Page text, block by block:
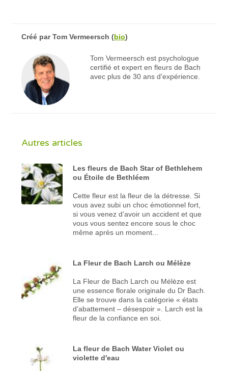
Créé parTom Vermeersch (bio)
Tom Vermeersch est psychologue
certifié et expert en fleurs de Bach
avec plus de 30 ans d'expérience.
Autres articles
Les fleurs de Bach Star of Bethlehem
ou Étoile de Bethléem
Cette fleur est la fleur de la détresse. Si
vous avez subi un choc émotionnel fort,
si vous venez d’avoir un accident et que
vous vous sentez encore sous le choc
même après un moment...
La Fleur de Bach Larch ou Mélèze
La Fleur de Bach Larch ou Mélèze est
une essence florale originale du Dr Bach.
Elle se trouve dans la catégorie « états
d’abattement – désespoir ». Larch est la
fleur de la confiance en soi.
La fleur de Bach Water Violet ou
violette d'eau